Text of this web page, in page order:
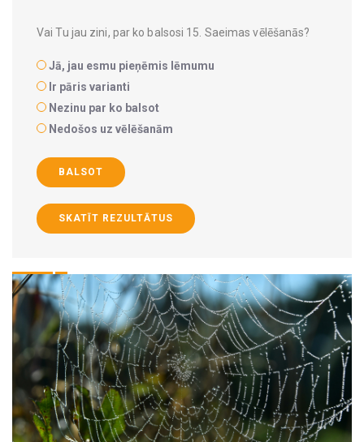
Vai Tu jau zini, par ko balsosi 15. Saeimas vēlēšanās?
Jā, jau esmu pieņēmis lēmumu
Ir pāris varianti
Nezinu par ko balsot
Nedošos uz vēlēšanām
BALSOT
SKATĪT REZULTĀTUS